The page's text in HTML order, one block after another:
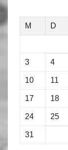
M
D
3 4
10 11
17 18
24 25
31